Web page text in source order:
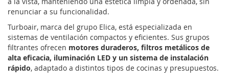
renunciar a su funcionalidad.
Turboair, marca del grupo Elica, está especializada en
sistemas de ventilación compactos y eficientes. Sus grupos
filtrantes ofrecen motores duraderos, filtros metálicos de
alta eficacia, iluminación LED y un sistema de instalación
rápido, adaptado a distintos tipos de cocinas y presupuestos.